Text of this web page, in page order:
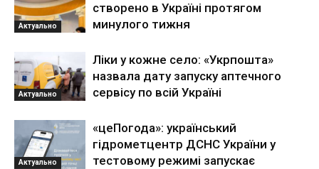
Актуально
створено в Україні протягом
минулого тижня
Актуально
Ліки у кожне село: «Укрпошта»
назвала дату запуску аптечного
сервісу по всій Україні
Актуально
«цеПогода»: український
гідрометцентр ДСНС України у
тестовому режимі запускає